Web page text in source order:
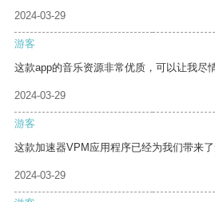
2024-03-29
游客
这款app的音乐资源非常优质，可以让我尽
2024-03-29
游客
这款加速器VPM应用程序已经为我们带来了
2024-03-29